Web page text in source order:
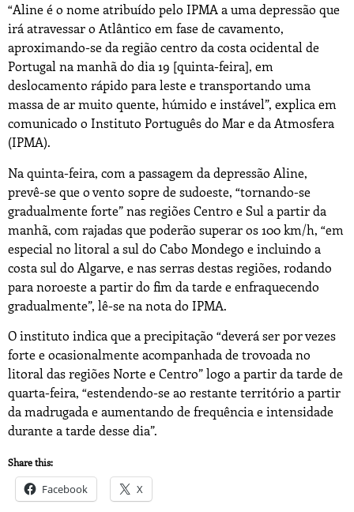
“Aline é o nome atribuído pelo IPMA a uma depressão que
irá atravessar o Atlântico em fase de cavamento,
aproximando-se da região centro da costa ocidental de
Portugal na manhã do dia 19 [quinta-feira], em
deslocamento rápido para leste e transportando uma
massa de ar muito quente, húmido e instável”, explica em
comunicado o Instituto Português do Mar e da Atmosfera
(IPMA).
Na quinta-feira, com a passagem da depressão Aline,
prevê-se que o vento sopre de sudoeste, “tornando-se
gradualmente forte” nas regiões Centro e Sul a partir da
manhã, com rajadas que poderão superar os 100 km/h, “em
especial no litoral a sul do Cabo Mondego e incluindo a
costa sul do Algarve, e nas serras destas regiões, rodando
para noroeste a partir do fim da tarde e enfraquecendo
gradualmente”, lê-se na nota do IPMA.
O instituto indica que a precipitação “deverá ser por vezes
forte e ocasionalmente acompanhada de trovoada no
litoral das regiões Norte e Centro” logo a partir da tarde de
quarta-feira, “estendendo-se ao restante território a partir
da madrugada e aumentando de frequência e intensidade
durante a tarde desse dia”.
Share this:
Facebook X